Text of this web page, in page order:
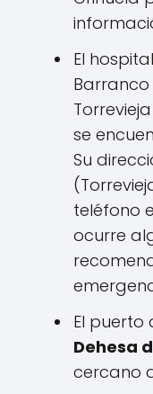
El
Barranco
se
Su
teléfono
ocurre
El puerto
Dehesa
cercano